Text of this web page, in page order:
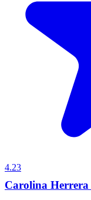
4.23
Carolina